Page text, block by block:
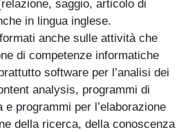
saggio, articolo di
in lingua inglese.
anche sulle attività che
di competenze informatiche
software per l’analisi dei
analysis, programmi di
programmi per l’elaborazione
della ricerca, della conoscenza